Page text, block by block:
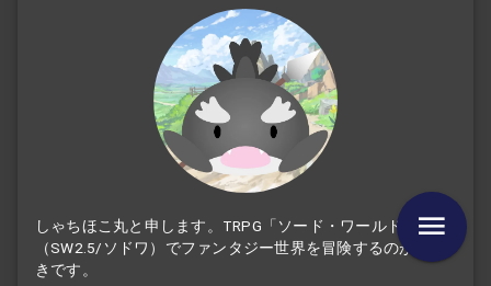
しゃちほこ丸と申します。TRPG「ソード・ワールド2.5」
（SW2.5/ソドワ）でファンタジー世界を冒険するのが大好
きです。